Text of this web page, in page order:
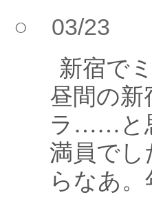
○ 03/23
新宿で
昼間の新
ラ……と
満員で
らなあ